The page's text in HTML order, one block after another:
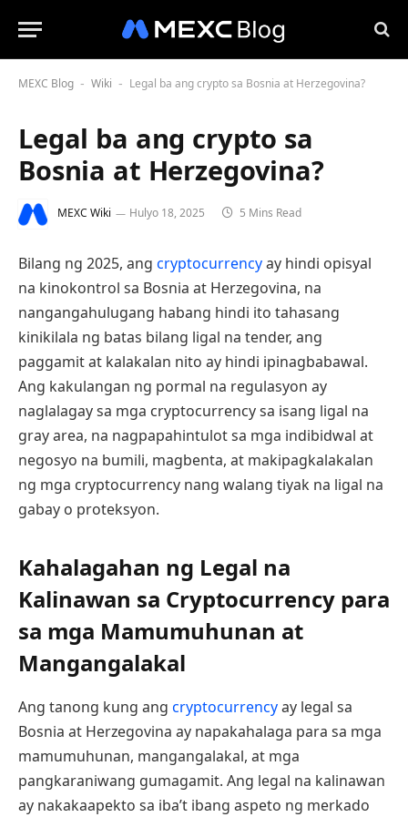
MEXC Blog - Wiki - Legal ba ang crypto sa Bosnia at Herzegovina?
Legal ba ang crypto sa
Bosnia at Herzegovina?
MEXC Wiki Hulyo 18, 2025 5 Mins Read
Bilang ng 2025, ang cryptocurrencyay hindi opisyal
na kinokontrol sa Bosnia at Herzegovina, na
nangangahulugang habang hindi ito tahasang
kinikilala ng batas bilang ligal na tender, ang
paggamit at kalakalan nito ay hindi ipinagbabawal.
Ang kakulangan ng pormal na regulasyon ay
naglalagay sa mga cryptocurrency sa isang ligal na
gray area, na nagpapahintulot sa mga indibidwal at
negosyo na bumili, magbenta, at makipagkalakalan
ng mga cryptocurrency nang walang tiyak na ligal na
gabay o proteksyon.
Kahalagahan ng Legal na
Kalinawan sa Cryptocurrency para
sa mga Mamumuhunan at
Mangangalakal
Ang tanong kung ang cryptocurrencyay legal sa
Bosnia at Herzegovina ay napakahalaga para sa mga
mamumuhunan, mangangalakal, at mga
pangkaraniwang gumagamit. Ang legal na kalinawan
ay nakakaapekto sa iba’t ibang aspeto ng merkado